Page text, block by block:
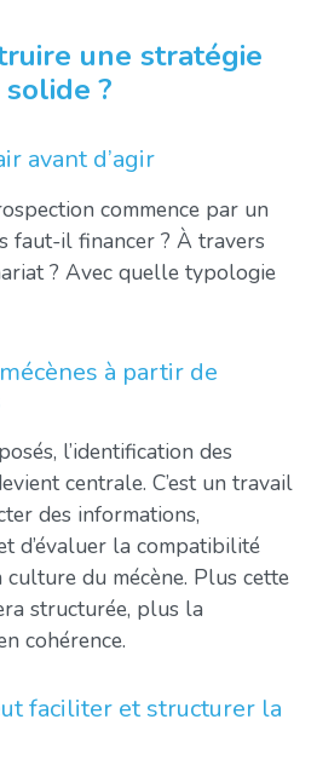
une stratégie
?
avant d’agir
commence par un
faut-il financer ? À travers
? Avec quelle typologie
à partir de
l’identification des
centrale. C’est un travail
des informations,
d’évaluer la compatibilité
du mécène. Plus cette
structurée, plus la
cohérence.
faciliter et structurer la